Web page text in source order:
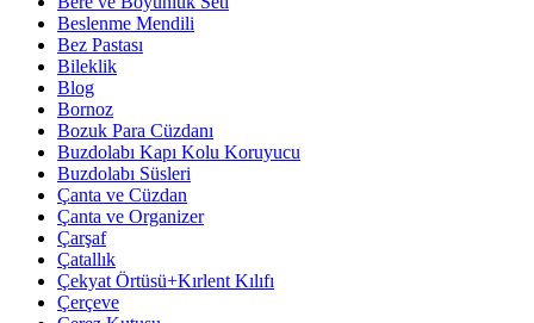
Beslenme Mendili
Bez Pastası
Bileklik
Blog
Bornoz
Bozuk Para Cüzdanı
Buzdolabı Kapı Kolu Koruyucu
Buzdolabı Süsleri
Çanta ve Cüzdan
Çanta ve Organizer
Çarşaf
Çatallık
Çekyat Örtüsü+Kırlent Kılıfı
Çerçeve